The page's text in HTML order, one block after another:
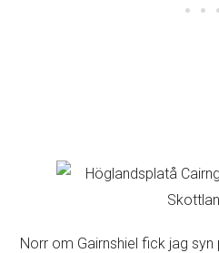
Norr om Gairnshiel fick jag